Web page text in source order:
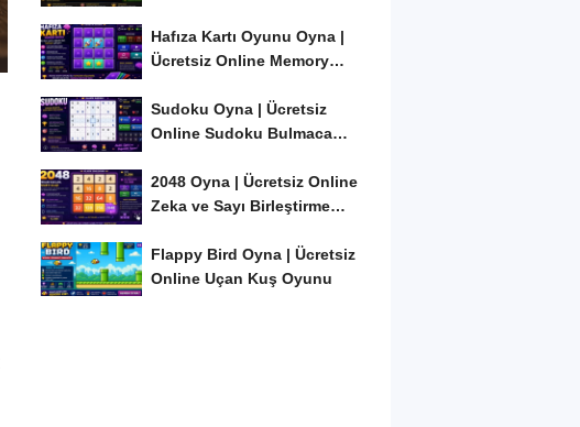
Hafıza Kartı Oyunu Oyna |
Ücretsiz Online Memory
Sudoku Oyna | Ücretsiz
Online Sudoku Bulmaca
2048 Oyna | Ücretsiz Online
Zeka ve Sayı Birleştirme
Flappy Bird Oyna | Ücretsiz
Online Uçan Kuş Oyunu